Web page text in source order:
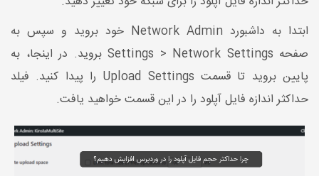
ابتدا به داشبورد Network Admin خود بروید و سپس به
صفحه Settings > Network Settings بروید. در اینجا، به
پایین بروید تا قسمت Upload Settings را پیدا کنید. فیلد
حداکثر اندازه فایل آپلود را در این قسمت خواهید یافت.